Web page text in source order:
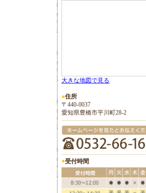
大きな地図で見る
●住所
〒440-0037
愛知県豊橋市平川町28-2
●受付時間